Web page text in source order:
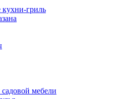
гриль
мебели